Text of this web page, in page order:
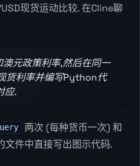
现货运动比较. 在Cline聊
元政策利率,然后在同一
货利率并编写Python代
应.
两次 (每种货币一次) 和
文件中直接写出图示代码.